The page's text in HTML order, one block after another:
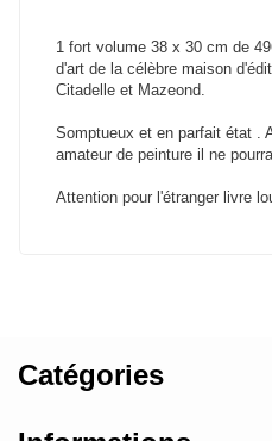
1 fort volume 38 x 30 cm de
d'art de la célèbre maison
Citadelle et Mazeond.
Somptueux et en parfait état .
amateur de peinture il ne
Attention pour l'étranger livre
Catégories